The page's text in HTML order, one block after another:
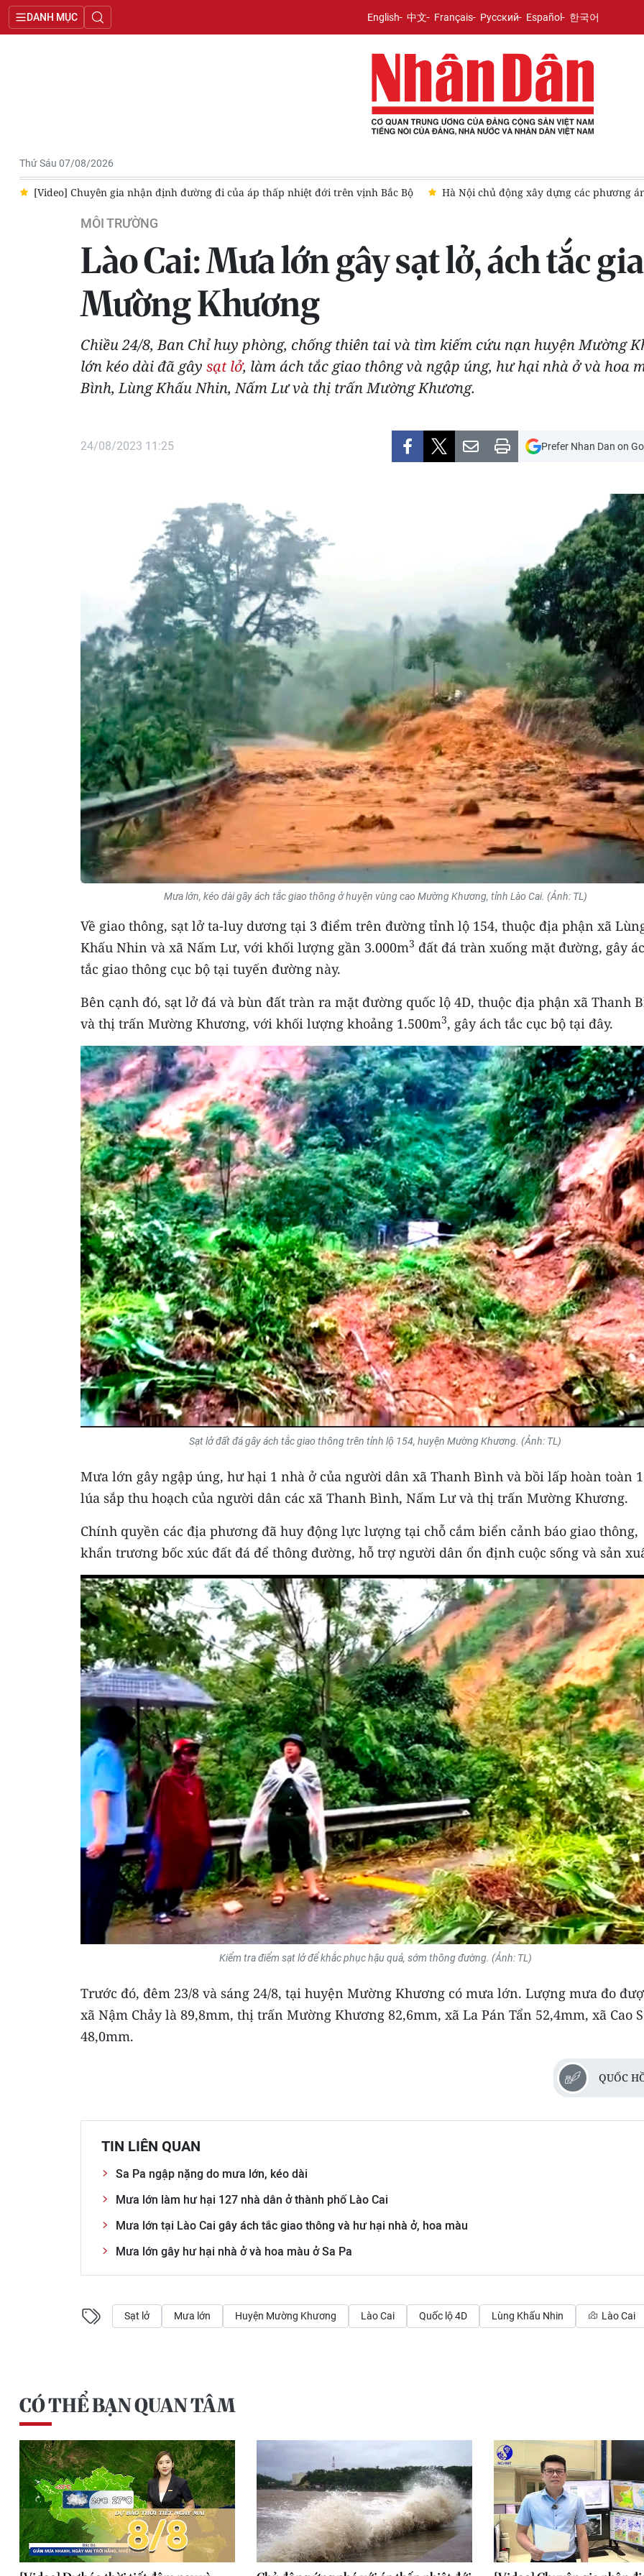
DANH MỤC English 中文 Français Русский Español 한국어
Thứ Sáu 07/08/2026
Hà Nội chủ động xây dựng các phương án phòng, chống thiên tai Áp thấp nhiệt đới hình thành trên vịnh Bắc Bộ, gió
MÔI TRƯỜNG
Lào Cai: Mưa lớn gây sạt lở, ách tắc
Mường Khương
Chiều 24/8, Ban Chỉ huy phòng, chống thiên tai và tìm kiếm cứu nạn huyện Mường
lớn kéo dài đã gây sạt lở, làm ách tắc giao thông và ngập úng, hư hại nhà ở và hoa
Bình, Lùng Khấu Nhin, Nấm Lư và thị trấn Mường Khương.
24/08/2023 11:25 Prefer Nhan Dan on
Mưa lớn, kéo dài gây ách tắc giao thông ở huyện vùng cao Mường Khương, tỉnh Lào Cai. (Ảnh: TL)
Về giao thông, sạt lở ta-luy dương tại 3 điểm trên đường tỉnh lộ 154, thuộc địa phận xã
Khấu Nhin và xã Nấm Lư, với khối lượng gần 3.000m3 đất đá tràn xuống mặt đường, gây
tắc giao thông cục bộ tại tuyến đường này.
Bên cạnh đó, sạt lở đá và bùn đất tràn ra mặt đường quốc lộ 4D, thuộc địa phận xã Thanh
và thị trấn Mường Khương, với khối lượng khoảng 1.500m3, gây ách tắc cục bộ tại đây.
Sạt lở đất đá gây ách tắc giao thông trên tỉnh lộ 154, huyện Mường Khương. (Ảnh: TL)
Mưa lớn gây ngập úng, hư hại 1 nhà ở của người dân xã Thanh Bình và bồi lấp hoàn toàn
lúa sắp thu hoạch của người dân các xã Thanh Bình, Nấm Lư và thị trấn Mường Khương.
Chính quyền các địa phương đã huy động lực lượng tại chỗ cắm biển cảnh báo giao thông,
khẩn trương bốc xúc đất đá để thông đường, hỗ trợ người dân ổn định cuộc sống và sản
Kiểm tra điểm sạt lở để khắc phục hậu quả, sớm thông đường. (Ảnh: TL)
Trước đó, đêm 23/8 và sáng 24/8, tại huyện Mường Khương có mưa lớn. Lượng mưa đo
xã Nậm Chảy là 89,8mm, thị trấn Mường Khương 82,6mm, xã La Pán Tẩn 52,4mm, xã Cao
48,0mm.
QUỐC
TIN LIÊN QUAN
Sa Pa ngập nặng do mưa lớn, kéo dài
Mưa lớn làm hư hại 127 nhà dân ở thành phố Lào Cai
Mưa lớn tại Lào Cai gây ách tắc giao thông và hư hại nhà ở, hoa màu
Mưa lớn gây hư hại nhà ở và hoa màu ở Sa Pa
Sạt lở Mưa lớn Huyện Mường Khương Lào Cai Quốc lộ 4D Lùng Khấu Nhin Lào Cai
CÓ THỂ BẠN QUAN TÂM